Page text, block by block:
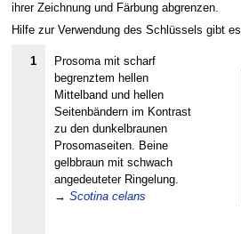
ihrer Zeichnung und Färbung abgrenzen.
Hilfe zur Verwendung des Schlüssels gibt es
1
Prosoma mit scharf
begrenztem hellen
Mittelband und hellen
Seitenbändern im Kontrast
zu den dunkelbraunen
Prosomaseiten. Beine
gelbbraun mit schwach
angedeuteter Ringelung.
→ Scotina celans